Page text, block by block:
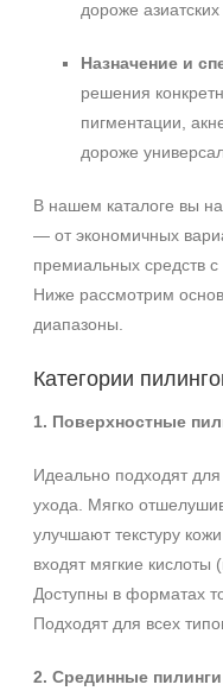
дороже азиатских
Назначение и
решения
пигментации,
дороже
В нашем каталоге вы
— от экономичных
премиальных средств
Ниже рассмотрим
диапазоны.
Категории
1. Поверхностные
Идеально подходят
ухода. Мягко
улучшают текстуру
входят мягкие
Доступны в форматах
Подходят для всех
2. Срединные